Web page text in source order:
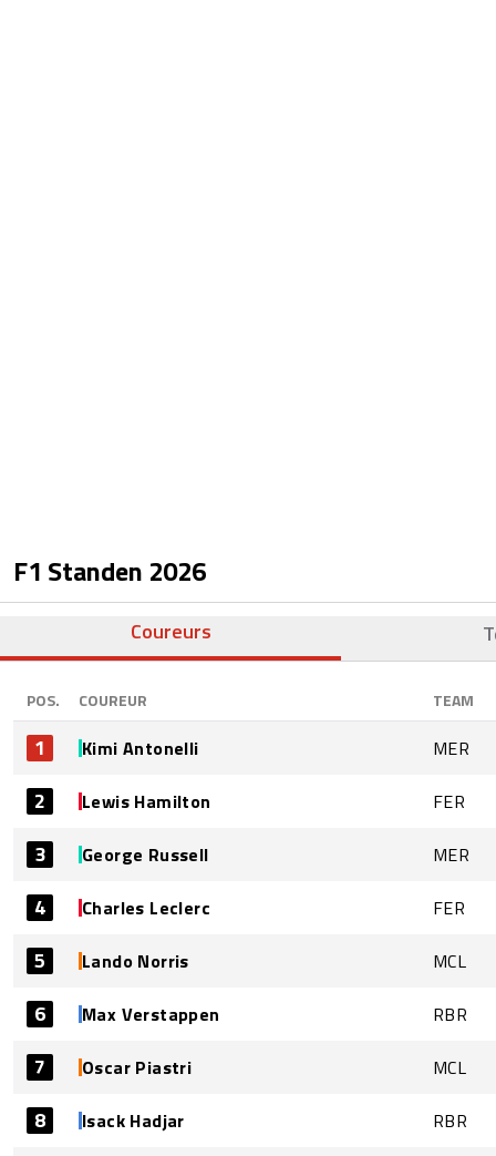
F1 Standen 2026
Coureurs
POS. COUREUR TEAM
1 Kimi Antonelli MER
2 Lewis Hamilton FER
3 George Russell MER
4 Charles Leclerc FER
5 Lando Norris MCL
6 Max Verstappen RBR
7 Oscar Piastri MCL
8 Isack Hadjar RBR